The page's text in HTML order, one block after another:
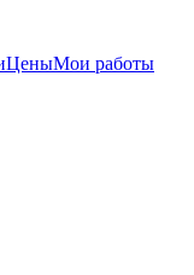
ЦеныМои работы